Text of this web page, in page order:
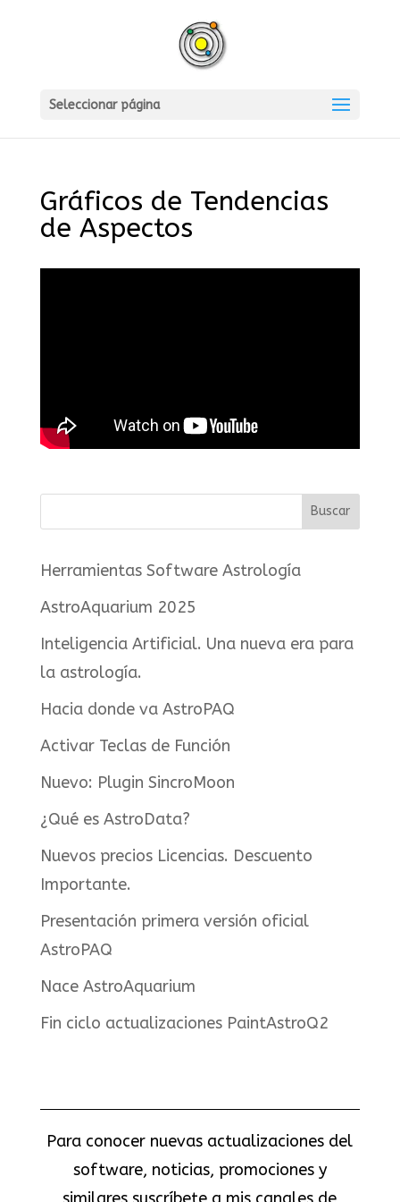
Seleccionar página
Gráficos de Tendencias
de Aspectos
Herramientas Software Astrología
AstroAquarium 2025
Inteligencia Artificial. Una nueva era para
la astrología.
Hacia donde va AstroPAQ
Activar Teclas de Función
Nuevo: Plugin SincroMoon
¿Qué es AstroData?
Nuevos precios Licencias. Descuento
Importante.
Presentación primera versión oficial
AstroPAQ
Nace AstroAquarium
Fin ciclo actualizaciones PaintAstroQ2
Para conocer nuevas actualizaciones del
software, noticias, promociones y